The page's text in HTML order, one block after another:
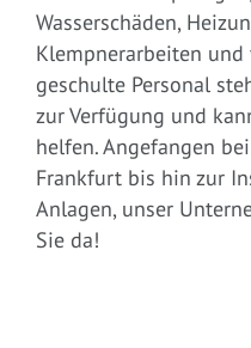
Wasserschäden,
Klempnerarbeiten und
geschulte Personal
zur Verfügung und
helfen. Angefangen
Frankfurt bis hin zur
Anlagen, unser
Sie da!